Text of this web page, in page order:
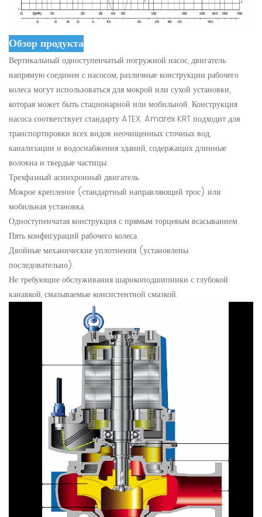
Обзор продукта
Вертикальный одноступенчатый погружной насос, двигатель
напрямую соединен с насосом, различные конструкции рабочего
колеса могут использоваться для мокрой или сухой установки,
которая может быть стационарной или мобильной. Конструкция
насоса соответствует стандарту ATEX. Amarex KRT подходит для
транспортировки всех видов неочищенных сточных вод,
канализации и водоснабжения зданий, содержащих длинные
волокна и твердые частицы.
Трехфазный асинхронный двигатель.
Мокрое крепление (стандартный направляющий трос) или
мобильная установка.
Одноступенчатая конструкция с прямым торцевым всасыванием.
Пять конфигураций рабочего колеса.
Двойные механические уплотнения (установлены
последовательно).
Не требующие обслуживания шарикоподшипники с глубокой
канавкой, смазываемые консистентной смазкой.